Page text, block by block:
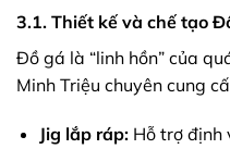
3.1. Thiết kế và chế tạo
Đồ gá là “linh hồn” của
Minh Triệu chuyên cung
Jig lắp ráp:Hỗ trợ định